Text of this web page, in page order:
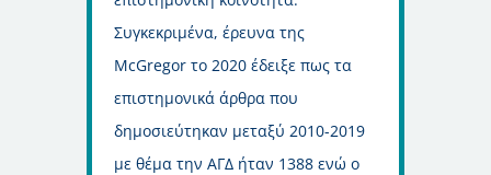
Συγκεκριμένα, έρευνα της
McGregor το 2020 έδειξε πως τα
επιστημονικά άρθρα που
δημοσιεύτηκαν μεταξύ 2010-2019
με θέμα την ΑΓΔ ήταν 1388 ενώ ο